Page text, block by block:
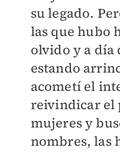
su legado.
las que hubo
olvido y a día
estando
acometí el
reivindicar el
mujeres y
nombres, las